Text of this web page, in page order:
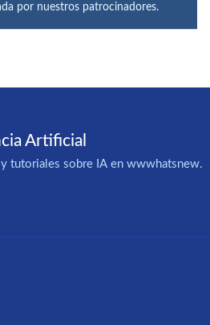
por nuestros patrocinadores.
Artificial
tutoriales sobre IA en wwwhatsnew.